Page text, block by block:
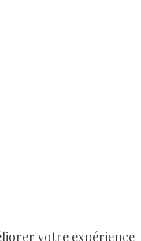
votre expérience